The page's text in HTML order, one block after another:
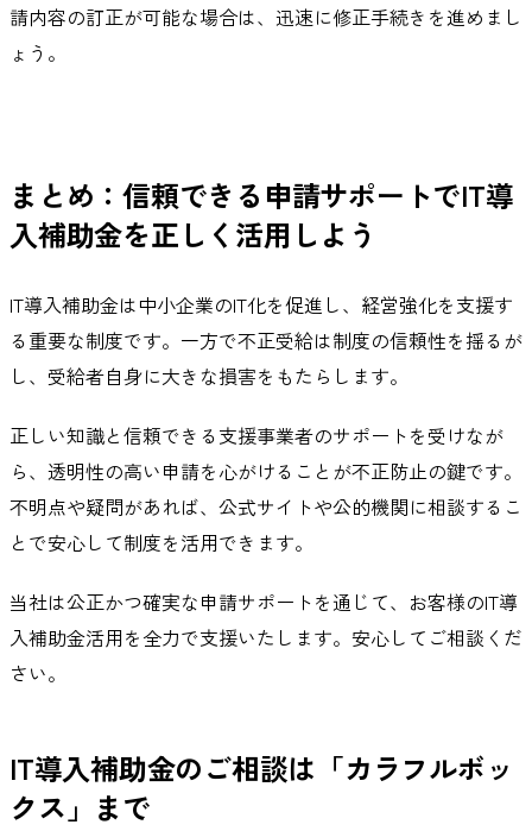
請内容の訂正が可能な場合は、迅速に修正手続きを進めまし
ょう。
まとめ：信頼できる申請サポートでIT導
入補助金を正しく活用しよう
IT導入補助金は中小企業のIT化を促進し、経営強化を支援す
る重要な制度です。一方で不正受給は制度の信頼性を揺るが
し、受給者自身に大きな損害をもたらします。
正しい知識と信頼できる支援事業者のサポートを受けなが
ら、透明性の高い申請を心がけることが不正防止の鍵です。
不明点や疑問があれば、公式サイトや公的機関に相談するこ
とで安心して制度を活用できます。
当社は公正かつ確実な申請サポートを通じて、お客様のIT導
入補助金活用を全力で支援いたします。安心してご相談くだ
さい。
IT導入補助金のご相談は「カラフルボッ
クス」まで